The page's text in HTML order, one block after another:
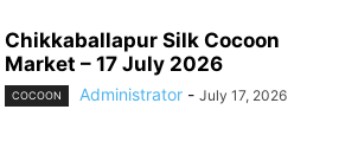
Chikkaballapur Silk Cocoon
Market – 17 July 2026
COCOON Administrator - July 17, 2026